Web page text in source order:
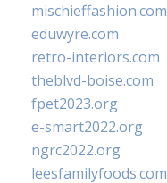
mischieffashion.com
eduwyre.com
retro-interiors.com
theblvd-boise.com
fpet2023.org
e-smart2022.org
ngrc2022.org
leesfamilyfoods.com